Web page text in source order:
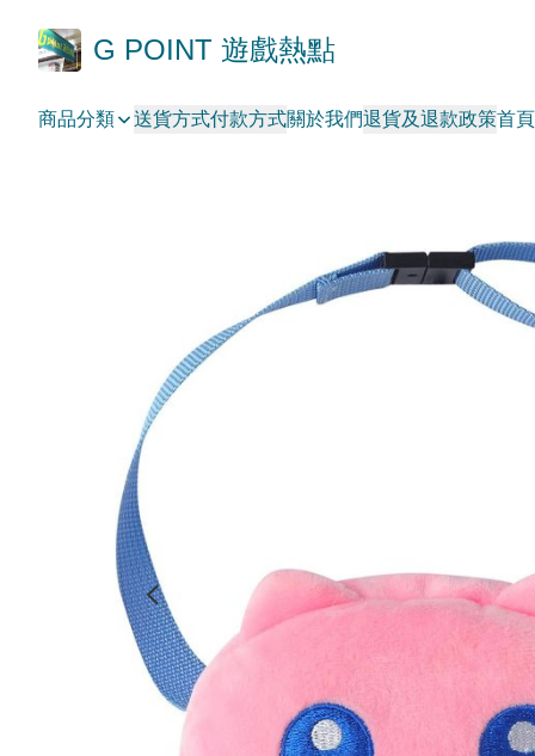
G POINT 遊戲熱點
商品分類 送貨方式付款方式關於我們退貨及退款政策首頁